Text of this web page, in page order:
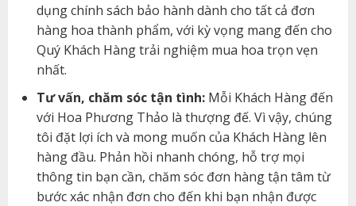
dụng chính sách bảo hành dành cho tất cả đơn
hàng hoa thành phẩm, với kỳ vọng mang đến cho
Quý Khách Hàng trải nghiệm mua hoa trọn vẹn
nhất.
Tư vấn, chăm sóc tận tình:Mỗi Khách Hàng đến
với Hoa Phương Thảo là thượng đế. Vì vậy, chúng
tôi đặt lợi ích và mong muốn của Khách Hàng lên
hàng đầu. Phản hồi nhanh chóng, hỗ trợ mọi
thông tin bạn cần, chăm sóc đơn hàng tận tâm từ
bước xác nhận đơn cho đến khi bạn nhận được